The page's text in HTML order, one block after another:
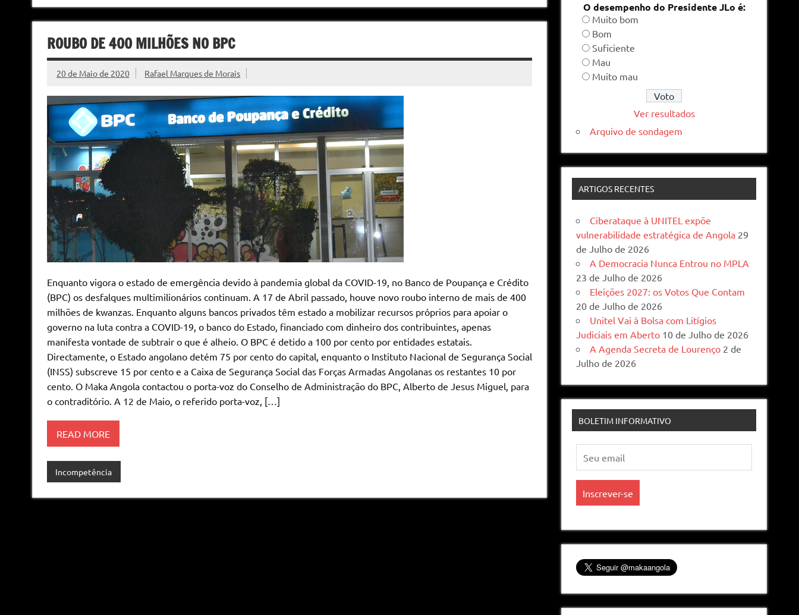
ROUBO DE 400 MILHÕES NO BPC
20 de Maio de 2020 Rafael Marques de Morais
Enquanto vigora o estado de emergência devido à pandemia global da COVID-19, no Banco de Poupança e Crédito
(BPC) os desfalques multimilionários continuam. A 17 de Abril passado, houve novo roubo interno de mais de 400
milhões de kwanzas. Enquanto alguns bancos privados têm estado a mobilizar recursos próprios para apoiar o
governo na luta contra a COVID-19, o banco do Estado, financiado com dinheiro dos contribuintes, apenas
manifesta vontade de subtrair o que é alheio. O BPC é detido a 100 por cento por entidades estatais.
Directamente, o Estado angolano detém 75 por cento do capital, enquanto o Instituto Nacional de Segurança Social
(INSS) subscreve 15 por cento e a Caixa de Segurança Social das Forças Armadas Angolanas os restantes 10 por
cento. O Maka Angola contactou o porta-voz do Conselho de Administração do BPC, Alberto de Jesus Miguel, para
o contraditório. A 12 de Maio, o referido porta-voz, […]
READ MORE
Incompetência
O desempenho do Presidente JLo é:
Muito bom
Bom
Suficiente
Mau
Muito mau
Ver resultados
Arquivo de sondagem
ARTIGOS RECENTES
Ciberataque à UNITEL expõe
vulnerabilidade estratégica de Angola 29
de Julho de 2026
A Democracia Nunca Entrou no MPLA
23 de Julho de 2026
Eleições 2027: os Votos Que Contam
20 de Julho de 2026
Unitel Vai à Bolsa com Litígios
Judiciais em Aberto 10 de Julho de 2026
A Agenda Secreta de Lourenço 2 de
Julho de 2026
BOLETIM INFORMATIVO